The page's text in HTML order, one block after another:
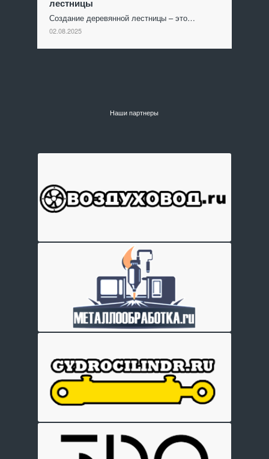
лестницы
Создание деревянной лестницы – это…
02.08.2025
Наши партнеры